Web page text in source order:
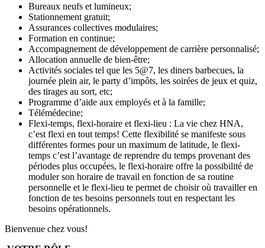
Bureaux neufs et lumineux;
Stationnement gratuit;
Assurances collectives modulaires;
Formation en continue;
Accompagnement de développement de carrière personnalisé;
Allocation annuelle de bien-être;
Activités sociales tel que les 5@7, les diners barbecues, la
journée plein air, le party d’impôts, les soirées de jeux et quiz,
des tirages au sort, etc;
Programme d’aide aux employés et à la famille;
Télémédecine;
Flexi-temps, flexi-horaire et flexi-lieu : La vie chez HNA,
c’est flexi en tout temps! Cette flexibilité se manifeste sous
différentes formes pour un maximum de latitude, le flexi-
temps c’est l’avantage de reprendre du temps provenant des
périodes plus occupées, le flexi-horaire offre la possibilité de
moduler son horaire de travail en fonction de sa routine
personnelle et le flexi-lieu te permet de choisir où travailler en
fonction de tes besoins personnels tout en respectant les
besoins opérationnels.
Bienvenue chez vous!